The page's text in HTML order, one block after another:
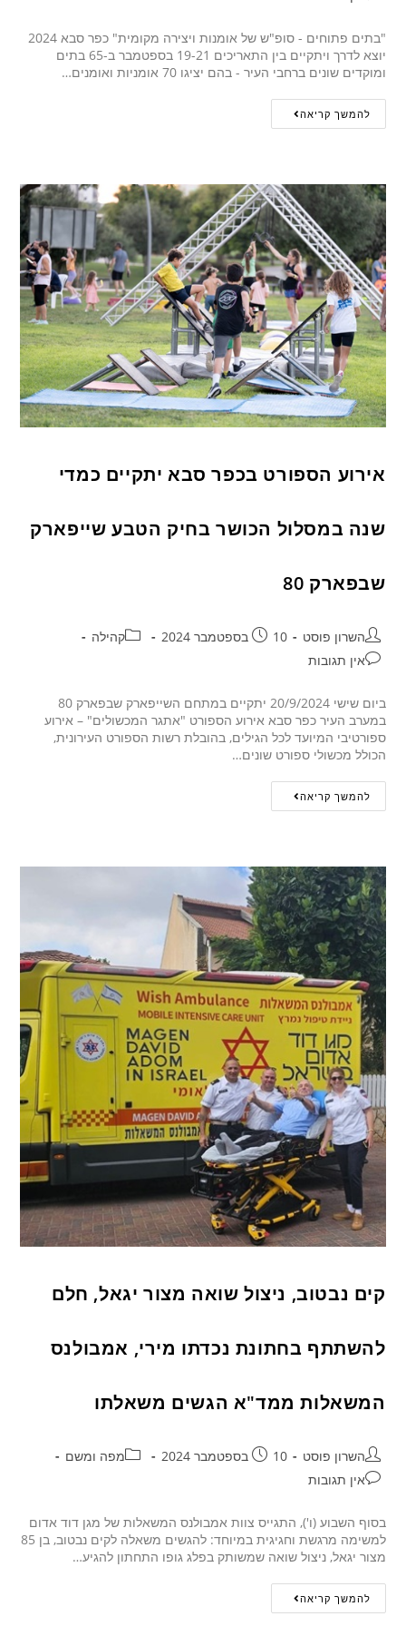
"בתים פתוחים - סופ"ש של אומנות ויצירה מקומית" כפר סבא 2024
יוצא לדרך ויתקיים בין התאריכים 19-21 בספטמבר ב-65 בתים
ומוקדים שונים ברחבי העיר - בהם יציגו 70 אומניות ואומנים…
להמשך קריאה
אירוע הספורט בכפר סבא יתקיים כמדי
שנה במסלול הכושר בחיק הטבע שייפארק
שבפארק 80
השרון פוסט 10 בספטמבר 2024
קהילה
אין תגובות
ביום שישי 20/9/2024 יתקיים במתחם השייפארק שבפארק 80
במערב העיר כפר סבא אירוע הספורט "אתגר המכשולים" – אירוע
ספורטיבי המיועד לכל הגילים, בהובלת רשות הספורט העירונית,
הכולל מכשולי ספורט שונים…
להמשך קריאה
קים נבטוב, ניצול שואה מצור יגאל, חלם
להשתתף בחתונת נכדתו מירי, אמבולנס
המשאלות ממד"א הגשים משאלתו
השרון פוסט 10 בספטמבר 2024
מפה ומשם
אין תגובות
בסוף השבוע (ו'), התגייס צוות אמבולנס המשאלות של מגן דוד אדום
למשימה מרגשת וחגיגית במיוחד: להגשים משאלה לקים נבטוב, בן 85
מצור יגאל, ניצול שואה שמשותק בפלג גופו התחתון להגיע…
להמשך קריאה